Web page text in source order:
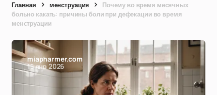
Главная менструация
Почему во время месячных
больно какать: причины боли при дефекации во время
менструации
miapharmer.com
15 янв 2026